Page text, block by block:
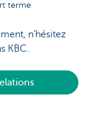
terme
n’hésitez
KBC.